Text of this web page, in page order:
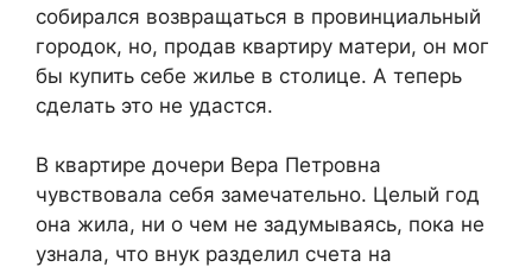
собирался возвращаться в провинциальный
городок, но, продав квартиру матери, он мог
бы купить себе жилье в столице. А теперь
сделать это не удастся.
В квартире дочери Вера Петровна
чувствовала себя замечательно. Целый год
она жила, ни о чем не задумываясь, пока не
узнала, что внук разделил счета на